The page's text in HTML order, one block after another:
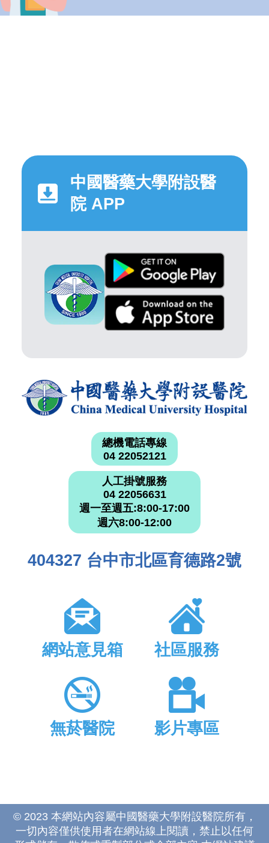
中國醫藥大學附設醫
院 APP
總機電話專線
04 22052121
人工掛號服務
04 22056631
週一至週五:8:00-17:00
週六8:00-12:00
404327 台中市北區育德路2號
網站意見箱 社區服務
無菸醫院 影片專區
© 2023 本網站內容屬中國醫藥大學附設醫院所有，
一切內容僅供使用者在網站線上閱讀，禁止以任何